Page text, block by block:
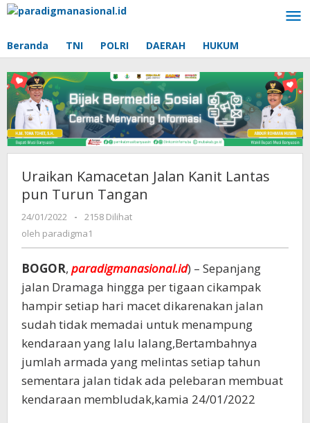
Lewati
Beranda TNI POLRI DAERAH HUKUM
Uraikan Kamacetan Jalan Kanit Lantas
pun Turun Tangan
24/01/2022
oleh
paradigma1
-
2158 Dilihat
oleh paradigma1
BOGOR, paradigmanasional.id) – Sepanjang
jalan Dramaga hingga per tigaan cikampak
hampir setiap hari macet dikarenakan jalan
sudah tidak memadai untuk menampung
kendaraan yang lalu lalang,Bertambahnya
jumlah armada yang melintas setiap tahun
sementara jalan tidak ada pelebaran membuat
kendaraan membludak,kamia 24/01/2022